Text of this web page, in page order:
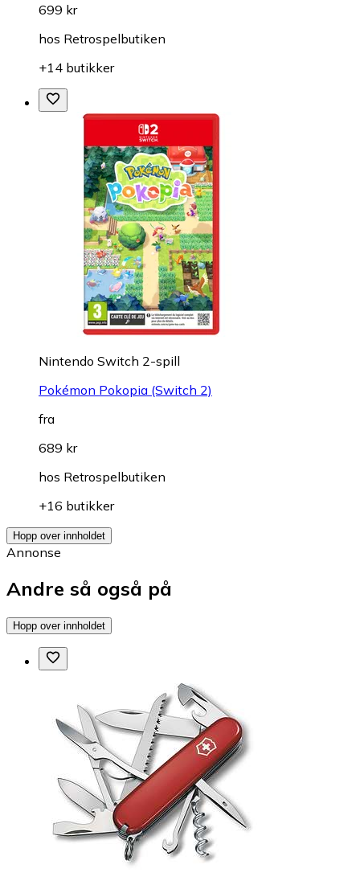
699 kr
hos Retrospelbutiken
+14 butikker
Nintendo Switch 2-spill
Pokémon Pokopia (Switch 2)
fra
689 kr
hos Retrospelbutiken
+16 butikker
Hopp over innholdet
Annonse
Andre så også på
Hopp over innholdet